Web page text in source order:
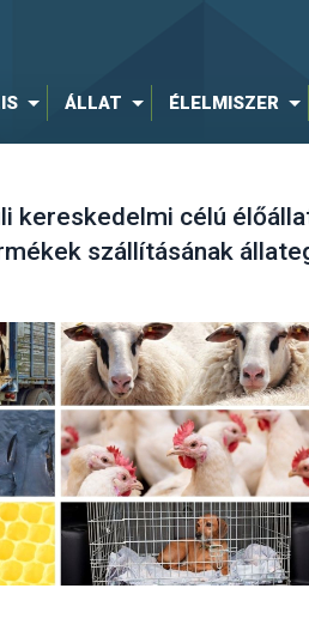
ÁLLAT ÉLELMISZER
kereskedelmi célú
szállításának